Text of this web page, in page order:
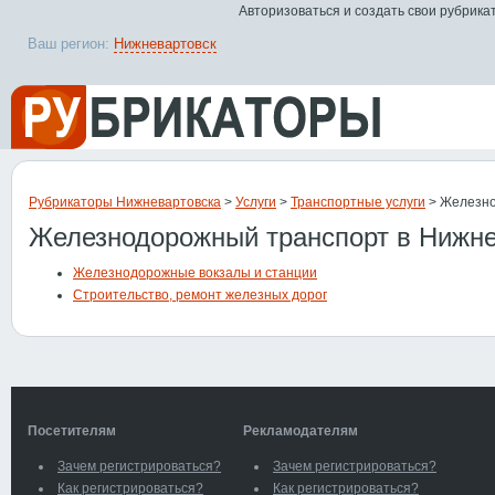
Рубрикаторы Нижневартовска > Услуги > Транспортные услуги >
Железнодорожный транспорт в
Железнодорожные вокзалы и станции
Строительство, ремонт железных дорог
Посетителям
Зачем регистрироваться?
Как регистрироваться?
Рекламодателям
Зачем регистрироваться?
Как регистрироваться?
Ваш регион: Нижневартовск
Авторизоваться и создать свои